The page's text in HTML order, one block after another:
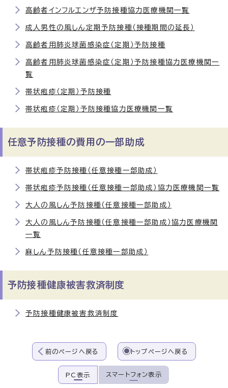
高齢者インフルエンザ予防接種協力医療機関一覧
成人男性の風しん定期予防接種（接種期間の延長）
高齢者用肺炎球菌感染症（定期）予防接種
高齢者用肺炎球菌感染症（定期）予防接種協力医療機関一
覧
帯状疱疹（定期）予防接種
帯状疱疹（定期）予防接種協力医療機関一覧
任意予防接種の費用の一部助成
帯状疱疹予防接種（任意接種一部助成）
帯状疱疹予防接種（任意接種一部助成）協力医療機関一覧
大人の風しん予防接種（任意接種一部助成）
大人の風しん予防接種（任意接種一部助成）協力医療機関
一覧
麻しん予防接種（任意接種一部助成）
予防接種健康被害救済制度
予防接種健康被害救済制度
前のページへ戻る トップページへ戻る
PC表示 スマートフォン表示